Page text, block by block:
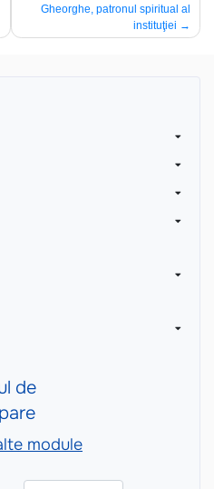
Gheorghe, patronul spiritual al
instituţiei